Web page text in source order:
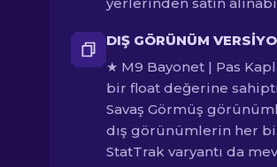
DIŞ GÖRÜNÜM
★ M9 Bayonet | Pas
bir float değerine
Savaş Görmüş
dış görünümlerin her
StatTrak varyantı da